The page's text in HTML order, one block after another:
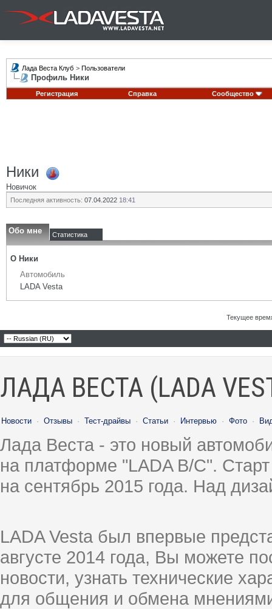
Лада Веста Клуб > Пользователи
Профиль Ники
Регистрация Справка Сообщество
Ники
Новичок
Последняя активность: 07.04.2022 18:41
Обо мне Статистика
О Ники
Автомобиль
LADA Vesta
Текущее
ЛАДА ВЕСТА (LADA
Новости · Отзывы · Тест-драйвы · Статьи · Интервью · Фото ·
Лада Веста - это новый
на платформе "LADA B/C".
на сентябрь 2015 года. Над
LADA Vesta был впервые
августе 2014 года, Вы можете
новости, узнать технические
для общения и обмена